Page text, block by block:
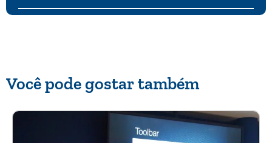
Você pode gostar também